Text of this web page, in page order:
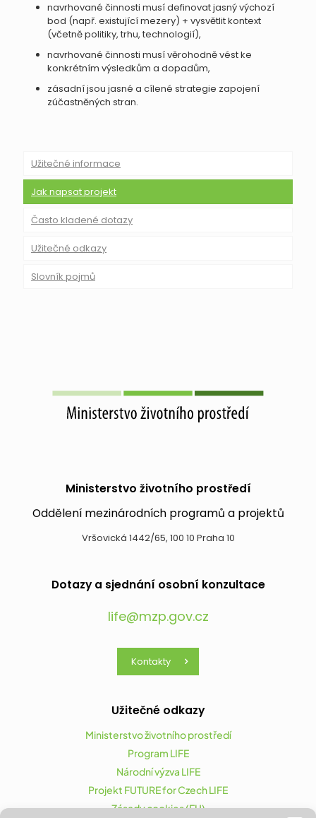
navrhované činnosti musí definovat jasný výchozí
bod (např. existující mezery) + vysvětlit kontext
(včetně politiky, trhu, technologií),
navrhované činnosti musí věrohodně vést ke
konkrétním výsledkům a dopadům,
zásadní jsou jasné a cílené strategie zapojení
zúčastněných stran.
Užitečné informace
Jak napsat projekt
Často kladené dotazy
Užitečné odkazy
Slovník pojmů
Ministerstvo životního prostředí
Oddělení mezinárodních programů a projektů
Vršovická 1442/65, 100 10 Praha 10
Dotazy a sjednání osobní konzultace
life@mzp.gov.cz
Kontakty
Užitečné odkazy
Ministerstvo životního prostředí
Program LIFE
Národní výzva LIFE
Projekt FUTURE for Czech LIFE
Zásady cookies (EU)